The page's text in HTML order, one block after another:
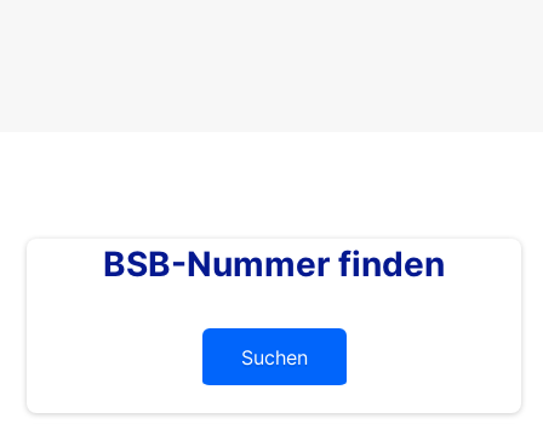
BSB-Nummer finden
Suchen